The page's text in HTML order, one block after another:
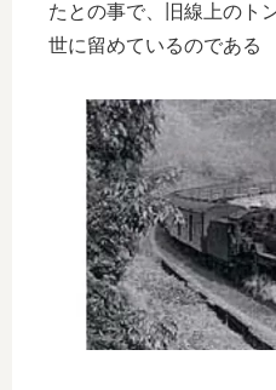
たとの事で、旧線上のト
世に留めているのである